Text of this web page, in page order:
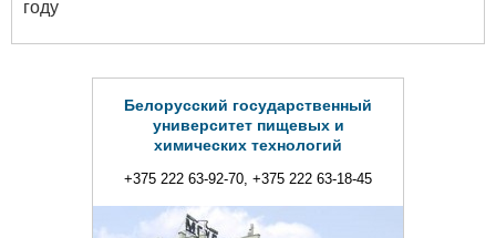
году
Белорусский государственный
университет пищевых и
химических технологий
+375 222 63-92-70, +375 222 63-18-45